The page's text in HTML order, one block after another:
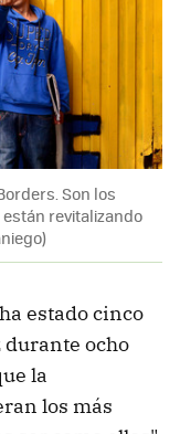
Son los
revitalizando
estado cinco
durante ocho
la
los más